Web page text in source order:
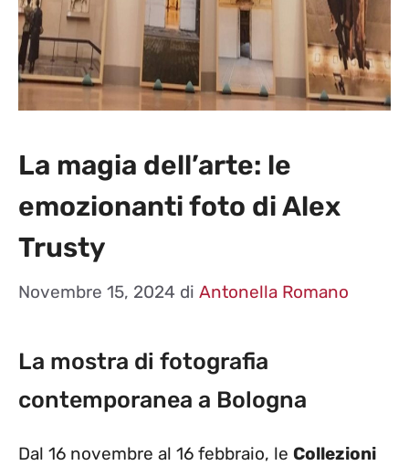
La magia dell’arte: le
emozionanti foto di Alex
Trusty
Novembre 15, 2024 di Antonella Romano
La mostra di fotografia
contemporanea a Bologna
Dal 16 novembre al 16 febbraio, le Collezioni